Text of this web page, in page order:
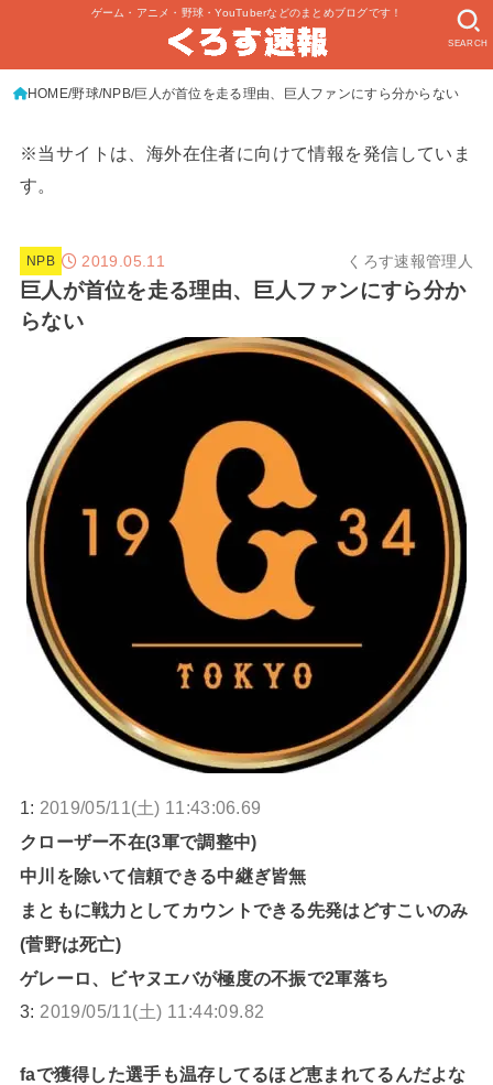
ゲーム・アニメ・野球・YouTuberなどのまとめブログです！
SEARCH
HOME 野球 NPB 巨人が首位を走る理由、巨人ファンにすら分からない
※当サイトは、海外在住者に向けて情報を発信していま
す。
NPB 2019.05.11 くろす速報管理人
巨人が首位を走る理由、巨人ファンにすら分か
らない
1: 2019/05/11(土) 11:43:06.69
クローザー不在(3軍で調整中)
中川を除いて信頼できる中継ぎ皆無
まともに戦力としてカウントできる先発はどすこいのみ
(菅野は死亡)
ゲレーロ、ビヤヌエバが極度の不振で2軍落ち
3: 2019/05/11(土) 11:44:09.82
faで獲得した選手も温存してるほど恵まれてるんだよな